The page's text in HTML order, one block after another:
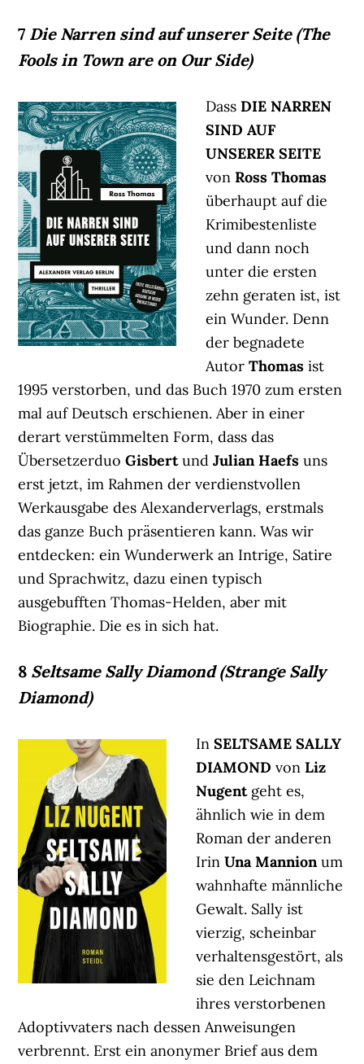
7 Die Narren sind auf unserer Seite (The
Fools in Town are on Our Side)
DassDIE NARREN
SIND AUF
UNSERER SEITE
vonRoss Thomas
überhaupt auf die
Krimibestenliste
und dann noch
unter die ersten
zehn geraten ist, ist
ein Wunder. Denn
der begnadete
AutorThomas ist
1995 verstorben, und das Buch 1970 zum ersten
mal auf Deutsch erschienen. Aber in einer
derart verstümmelten Form, dass das
ÜbersetzerduoGisbertundJulian Haefs uns
erst jetzt, im Rahmen der verdienstvollen
Werkausgabe des Alexanderverlags, erstmals
das ganze Buch präsentieren kann. Was wir
entdecken: ein Wunderwerk an Intrige, Satire
und Sprachwitz, dazu einen typisch
ausgebufften Thomas-Helden, aber mit
Biographie. Die es in sich hat.
8 Seltsame Sally Diamond (Strange Sally
Diamond)
InSELTSAME SALLY
DIAMONDvonLiz
Nugentgeht es,
ähnlich wie in dem
Roman der anderen
IrinUna Mannionum
wahnhafte männliche
Gewalt. Sally ist
vierzig, scheinbar
verhaltensgestört, als
sie den Leichnam
ihres verstorbenen
Adoptivvaters nach dessen Anweisungen
verbrennt. Erst ein anonymer Brief aus dem